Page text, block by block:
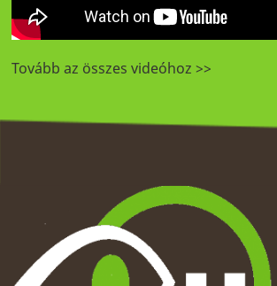
Tovább az összes videóhoz >>